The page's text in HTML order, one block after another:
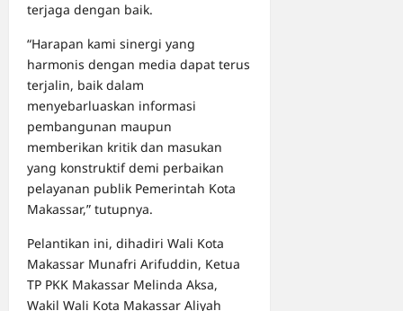
terjaga dengan baik.
“Harapan kami sinergi yang
harmonis dengan media dapat terus
terjalin, baik dalam
menyebarluaskan informasi
pembangunan maupun
memberikan kritik dan masukan
yang konstruktif demi perbaikan
pelayanan publik Pemerintah Kota
Makassar,” tutupnya.
Pelantikan ini, dihadiri Wali Kota
Makassar Munafri Arifuddin, Ketua
TP PKK Makassar Melinda Aksa,
Wakil Wali Kota Makassar Aliyah